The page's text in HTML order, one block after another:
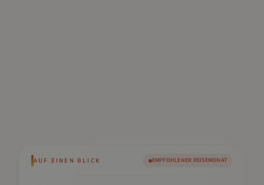
AUF EINEN BLICK EMPFOHLENER REISEMONAT